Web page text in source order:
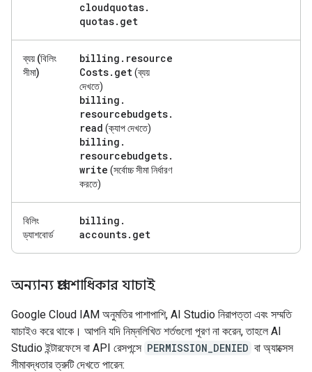
cloudquotas.
quotas. get
ব্যয় (বিলিং
সীমা)
billing . resource
Costs. get(ব্যয়
দেখতে)
billing .
resourcebudgets.
read (ক্যাপ দেখতে)
billing .
resourcebudgets.
write (সর্বোচ্চ সীমা নির্ধারণ
করতে)
বিলিং
ড্যাশবোর্ড
billing .
accounts. get
অন্যান্য প্রবেশাধিকার যাচাই
Google Cloud IAM অনুমতির পাশাপাশি, AI Studio নিরাপত্তা এবং সম্মতি
যাচাইও করে থাকে। আপনি যদি নিম্নলিখিত শর্তগুলো পূরণ না করেন, তাহলে AI
Studio ইন্টারফেসে বা API রেসপন্সে PERMISSION_DENIED বা অ্যাক্সেস
সীমাবদ্ধতার ত্রুটি দেখতে পারেন: